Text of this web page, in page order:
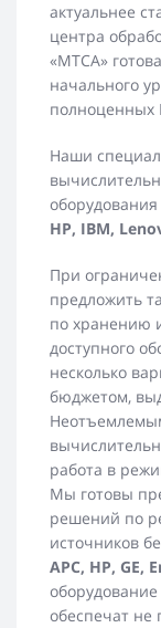
актуальнее
центра
«MTCA»
начального
Наши
HP, IBM,
При
предложить
по хранению
доступного
несколько
бюджетом,
работа в
Мы готовы
решений по
источников
АРС, HP, GE,
обеспечат